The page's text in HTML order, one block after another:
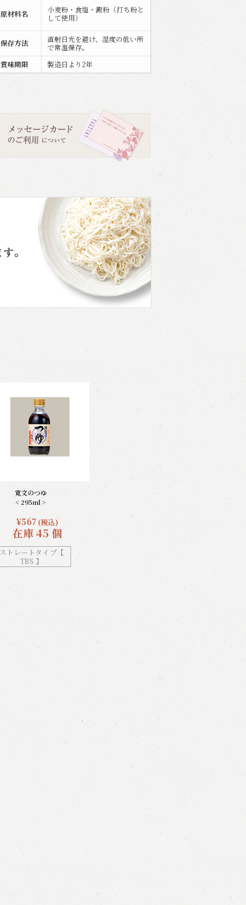
原材料名
小麦粉・食塩・澱粉（打ち粉と
して使用）
保存方法
直射日光を避け、湿度の低い所
で常温保存。
賞味期限 製造日より2年
寛文のつゆ
< 295ml >
¥567 (税込)
在庫 45 個
ストレートタイプ【
TBS 】